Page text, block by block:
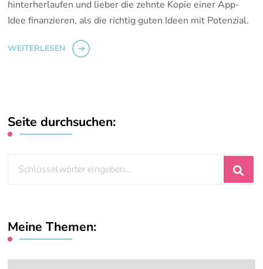
hinterherlaufen und lieber die zehnte Kopie einer App-
Idee finanzieren, als die richtig guten Ideen mit Potenzial.
WEITERLESEN
Seite durchsuchen:
Suchst
Meine Themen:
Meine